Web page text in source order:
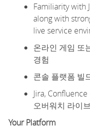
Familiarity with
along with
live service
온라인 게임 또
경험
콘솔 플랫폼 빌
Jira,
오버워치 라이
Your Platform